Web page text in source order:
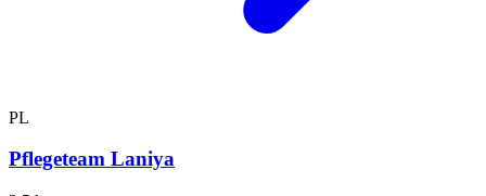
PL
Pflegeteam Laniya